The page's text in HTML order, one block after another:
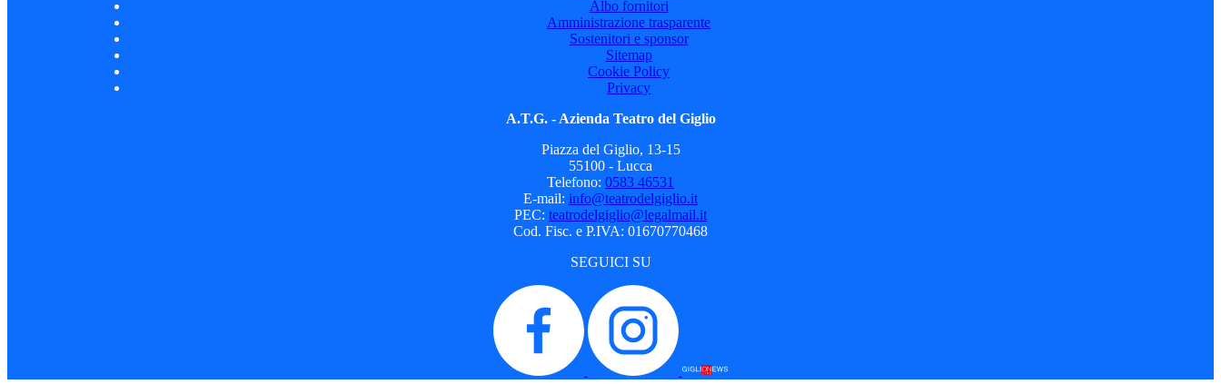
Albo fornitori
Amministrazione trasparente
Sostenitori e sponsor
Sitemap
Cookie Policy
Privacy
A.T.G. - Azienda Teatro del Giglio
Piazza del Giglio, 13-15
55100 - Lucca
Telefono: 0583 46531
E-mail: info@teatrodelgiglio.it
PEC: teatrodelgiglio@legalmail.it
Cod. Fisc. e P.IVA: 01670770468
SEGUICI SU